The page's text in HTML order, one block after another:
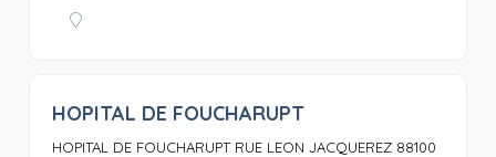
HOPITAL DE FOUCHARUPT
HOPITAL DE FOUCHARUPT RUE LEON JACQUEREZ 88100